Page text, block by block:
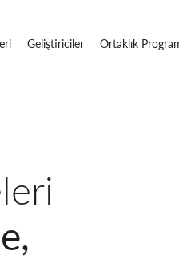
Geliştiriciler Ortaklık